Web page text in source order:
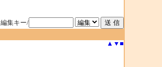
編集キー/
▲ ▼ ■